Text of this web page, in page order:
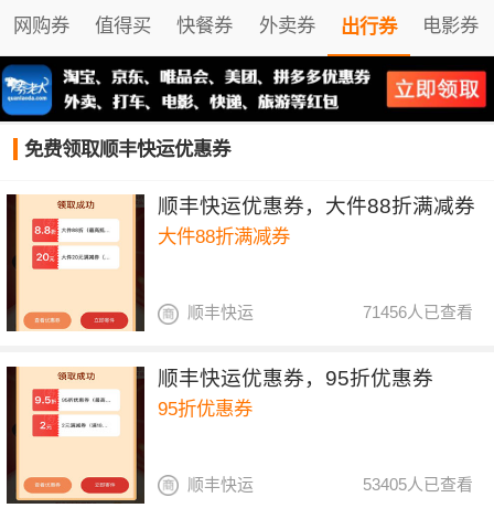
网购券 值得买 快餐券 外卖券 出行券 电影券
免费领取顺丰快运优惠券
顺丰快运优惠券，大件88折满减券
大件88折满减券
71456人已查看
顺丰快运
顺丰快运优惠券，95折优惠券
95折优惠券
53405人已查看
顺丰快运